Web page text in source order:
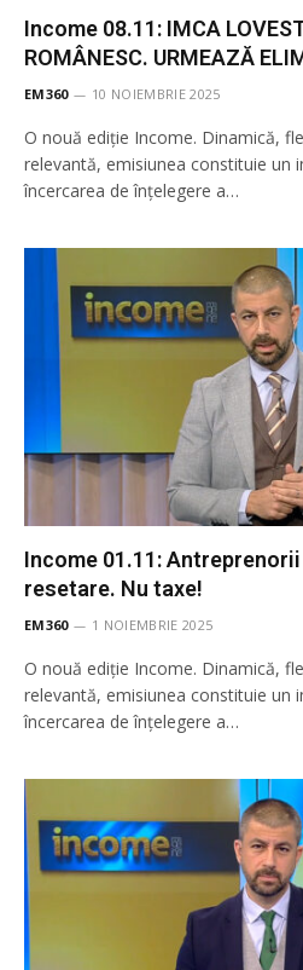
Income 08.11: IMCA
ROMÂNESC. URMEAZĂ
EM360 10 NOIEMBRIE 2025
O nouă ediție Income. Dinamică,
relevantă, emisiunea constituie un
încercarea de înţelegere a…
Income 01.11:
resetare. Nu taxe!
EM360 1 NOIEMBRIE 2025
O nouă ediție Income. Dinamică,
relevantă, emisiunea constituie un
încercarea de înţelegere a…